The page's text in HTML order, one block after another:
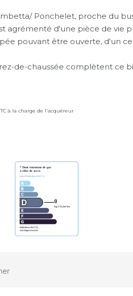
Ponchelet, proche du
agrémenté d'une pièce de vie
pouvant être ouverte, d'un
de-chaussée complètent ce
à la charge de l'acquéreur